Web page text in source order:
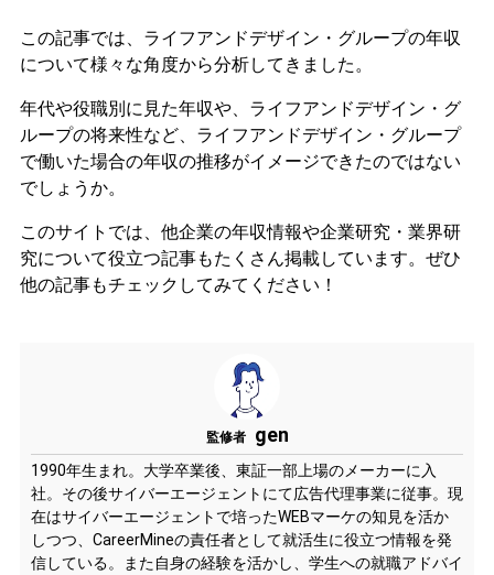
この記事では、ライフアンドデザイン・グループの年収
について様々な角度から分析してきました。
年代や役職別に見た年収や、ライフアンドデザイン・グ
ループの将来性など、ライフアンドデザイン・グループ
で働いた場合の年収の推移がイメージできたのではない
でしょうか。
このサイトでは、他企業の年収情報や企業研究・業界研
究について役立つ記事もたくさん掲載しています。ぜひ
他の記事もチェックしてみてください！
監修者 gen
1990年生まれ。大学卒業後、東証一部上場のメーカーに入
社。その後サイバーエージェントにて広告代理事業に従事。現
在はサイバーエージェントで培ったWEBマーケの知見を活か
しつつ、CareerMineの責任者として就活生に役立つ情報を発
信している。また自身の経験を活かし、学生への就職アドバイ